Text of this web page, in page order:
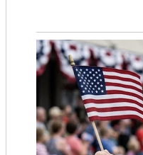
Malaysia
(DUID) dan
Nasional
Ahmad
memberikan
Belanjawan
https://